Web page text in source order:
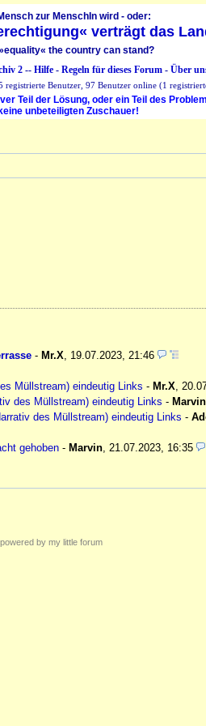
zur MenschIn wird - oder:
verträgt das
the country can stand?
2-- Hilfe- Regeln für dieses Forum- Über
Benutzer, 97 Benutzer online (1
Teil der Lösung, oder ein Teil des
unbeteiligten Zuschauer!
- Mr.X
19.07.2023, 21:46
Müllstream) eindeutig Links - Mr.X
des Müllstream) eindeutig Links - Marvin
des Müllstream) eindeutig Links -
gehoben - Marvin 21.07.2023, 16:35
powered by my little forum